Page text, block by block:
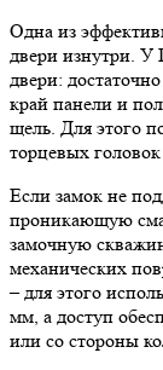
Одна из
двери изнутри. У
двери:
край панели и
щель. Для этого
торцевых
Если замок не
проникающую
замочную
механических
– для этого
мм, а доступ
или со стороны